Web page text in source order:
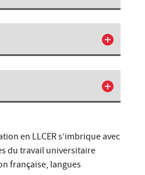
en LLCER s’imbrique avec
du travail universitaire
française, langues